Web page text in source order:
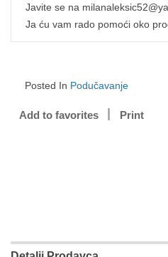
Javite se na
Ja ću vam rado pomoći oko
Posted In Podučavanje
Add to favorites Print